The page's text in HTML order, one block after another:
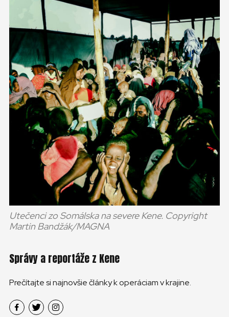
Utečenci zo Somálska na severe Kene. Copyright
Martin Bandžák/MAGNA
Správy a reportáže z Kene
Prečítajte si najnovšie články k operáciam v krajine.